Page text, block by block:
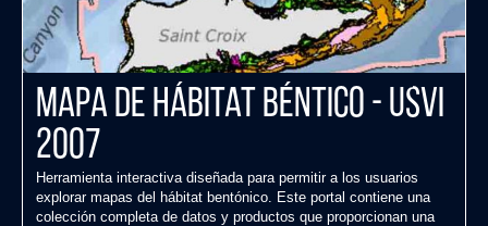
Mapa de Hábitat Béntico - USVI
2007
Herramienta interactiva diseñada para permitir a los usuarios
explorar mapas del hábitat bentónico. Este portal contiene una
colección completa de datos y productos que proporcionan una